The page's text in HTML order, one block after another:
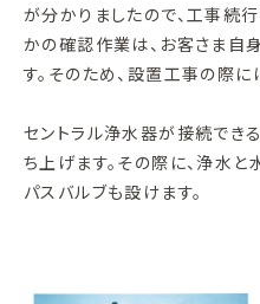
が分かりましたので、工事続
かの確認作業は、お客さま自
す。そのため、設置工事の際
セントラル浄水器が接続でき
ち上げます。その際に、浄水
パスバルブも設けます。